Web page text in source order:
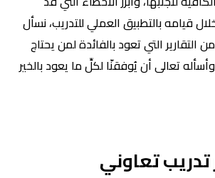
قيامه بالتطبيق العملي للتدريب، نسأل
التقارير التي تعود بالفائدة لمن يحتاج
تعالى أن يُوفقنّا لكلِّ ما يعود بالخير
تدريب تعاوني